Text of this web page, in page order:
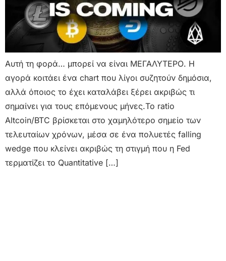
Αυτή τη φορά… μπορεί να είναι ΜΕΓΑΛΥΤΕΡΟ. Η
αγορά κοιτάει ένα chart που λίγοι συζητούν δημόσια,
αλλά όποιος το έχει καταλάβει ξέρει ακριβώς τι
σημαίνει για τους επόμενους μήνες.Το ratio
Altcoin/BTC βρίσκεται στο χαμηλότερο σημείο των
τελευταίων χρόνων, μέσα σε ένα πολυετές falling
wedge που κλείνει ακριβώς τη στιγμή που η Fed
τερματίζει το Quantitative […]